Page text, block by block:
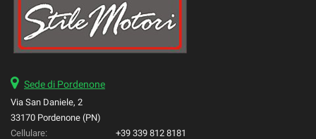
Sede di Pordenone
Via San Daniele, 2
33170 Pordenone (PN)
Cellulare:
+39 339 812 8181